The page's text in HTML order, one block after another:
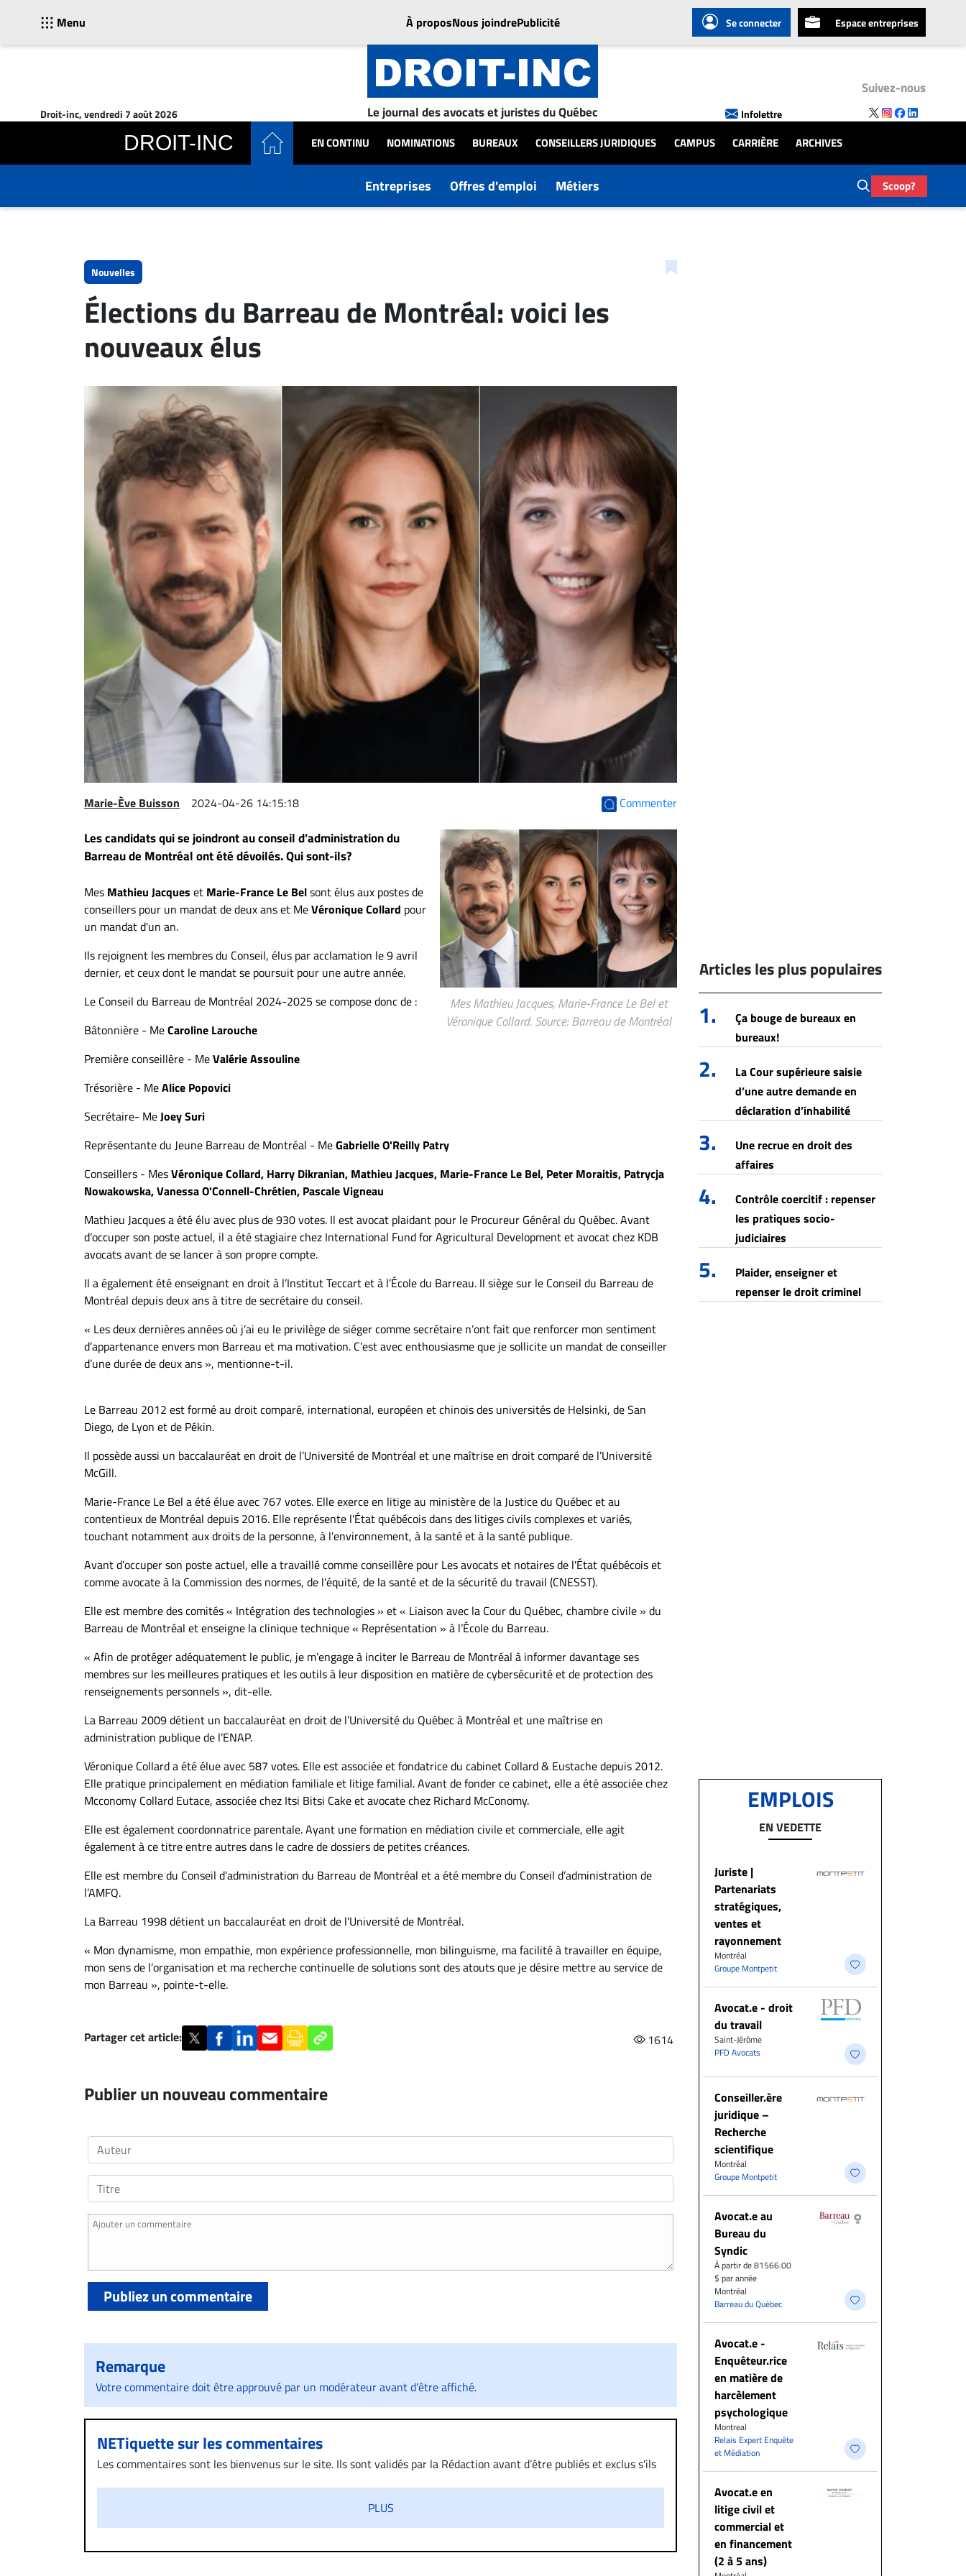
Menu À proposNous joindrePublicité Se connecter Espace entreprises
Droit-inc, vendredi 7 août 2026 Le journal des avocats et juristes du Québec Infolettre
Suivez-nous
DROIT-INC EN CONTINU NOMINATIONS BUREAUX CONSEILLERS JURIDIQUES CAMPUS CARRIÈRE ARCHIVES
Entreprises Offres d'emploi Métiers Scoop?
En
Nominations
Conseillers
CARRIÈRE
recrutements
TROUVEZ-
confidentialité
Nouvelles
Élections du Barreau de Montréal: voici les
nouveaux élus
Marie-Ève Buisson 2024-04-26 14:15:18 Commenter
Mes Mathieu Jacques, Marie-France Le Bel et
Véronique Collard. Source: Barreau de Montréal
Les candidats qui se joindront au conseil d’administration du
Barreau de Montréal ont été dévoilés. Qui sont-ils?
Mes Mathieu Jacques et Marie-France Le Belsont élus aux postes de
conseillers pour un mandat de deux ans et MeVéronique Collard pour
un mandat d'un an.
Ils rejoignent les membres du Conseil, élus par acclamation le 9 avril
dernier, et ceux dont le mandat se poursuit pour une autre année.
Le Conseil du Barreau de Montréal 2024-2025 se compose donc de :
Bâtonnière - MeCaroline Larouche
Première conseillère - MeValérie Assouline
Trésorière - MeAlice Popovici
Secrétaire- MeJoey Suri
Représentante du Jeune Barreau de Montréal - MeGabrielle O'Reilly Patry
Conseillers - MesVéronique Collard, Harry Dikranian, Mathieu Jacques, Marie-France Le Bel, Peter Moraitis, Patrycja
Nowakowska, Vanessa O'Connell-Chrétien, Pascale Vigneau
Mathieu Jacques a été élu avec plus de 930 votes. Il est avocat plaidant pour le Procureur Général du Québec. Avant
d’occuper son poste actuel, il a été stagiaire chez International Fund for Agricultural Development et avocat chez KDB
avocats avant de se lancer à son propre compte.
Il a également été enseignant en droit à l’Institut Teccart et à l’École du Barreau. Il siège sur le Conseil du Barreau de
Montréal depuis deux ans à titre de secrétaire du conseil.
« Les deux dernières années où j’ai eu le privilège de siéger comme secrétaire n’ont fait que renforcer mon sentiment
d’appartenance envers mon Barreau et ma motivation. C’est avec enthousiasme que je sollicite un mandat de conseiller
d’une durée de deux ans », mentionne-t-il.
Le Barreau 2012 est formé au droit comparé, international, européen et chinois des universités de Helsinki, de San
Diego, de Lyon et de Pékin.
Il possède aussi un baccalauréat en droit de l’Université de Montréal et une maîtrise en droit comparé de l’Université
McGill.
Marie-France Le Bel a été élue avec 767 votes. Elle exerce en litige au ministère de la Justice du Québec et au
contentieux de Montréal depuis 2016. Elle représente l'État québécois dans des litiges civils complexes et variés,
touchant notamment aux droits de la personne, à l'environnement, à la santé et à la santé publique.
Avant d’occuper son poste actuel, elle a travaillé comme conseillère pour Les avocats et notaires de l'État québécois et
comme avocate à la Commission des normes, de l'équité, de la santé et de la sécurité du travail (CNESST).
Elle est membre des comités « Intégration des technologies » et « Liaison avec la Cour du Québec, chambre civile » du
Barreau de Montréal et enseigne la clinique technique « Représentation » à l’École du Barreau.
« Afin de protéger adéquatement le public, je m’engage à inciter le Barreau de Montréal à informer davantage ses
membres sur les meilleures pratiques et les outils à leur disposition en matière de cybersécurité et de protection des
renseignements personnels », dit-elle.
La Barreau 2009 détient un baccalauréat en droit de l’Université du Québec à Montréal et une maîtrise en
administration publique de l’ENAP.
Véronique Collard a été élue avec 587 votes. Elle est associée et fondatrice du cabinet Collard & Eustache depuis 2012.
Elle pratique principalement en médiation familiale et litige familial. Avant de fonder ce cabinet, elle a été associée chez
Mcconomy Collard Eutace, associée chez Itsi Bitsi Cake et avocate chez Richard McConomy.
Elle est également coordonnatrice parentale. Ayant une formation en médiation civile et commerciale, elle agit
également à ce titre entre autres dans le cadre de dossiers de petites créances.
Elle est membre du Conseil d’administration du Barreau de Montréal et a été membre du Conseil d’administration de
l’AMFQ.
La Barreau 1998 détient un baccalauréat en droit de l’Université de Montréal.
« Mon dynamisme, mon empathie, mon expérience professionnelle, mon bilinguisme, ma facilité à travailler en équipe,
mon sens de l’organisation et ma recherche continuelle de solutions sont des atouts que je désire mettre au service de
mon Barreau », pointe-t-elle.
Partager cet article: 1614
Publier un nouveau commentaire
Publiez un commentaire
Remarque
Votre commentaire doit être approuvé par un modérateur avant d’être affiché.
NETiquette sur les commentaires
Les commentaires sont les bienvenus sur le site. Ils sont validés par la Rédaction avant d’être publiés et exclus s’ils
Si votre demande apparait légitime, le commentaire sera retiré sur le champ. Vous pouvez également utiliser
l’espace dédié aux commentaires pour publier, dans les mêmes conditions de validation, un droit de réponse.
PLUS
Articles les plus populaires
1.
Ça bouge de bureaux en
bureaux!
2.
La Cour supérieure saisie
d’une autre demande en
déclaration d’inhabilité
3.
Une recrue en droit des
affaires
4.
Contrôle coercitif : repenser
les pratiques socio-
judiciaires
5.
Plaider, enseigner et
repenser le droit criminel
EMPLOIS
EN VEDETTE
Juriste |
Partenariats
stratégiques,
ventes et
rayonnement
Montréal
Groupe Montpetit
Avocat.e - droit
du travail
Saint-Jérôme
PFD Avocats
Conseiller.ère
juridique –
Recherche
scientifique
Montréal
Groupe Montpetit
Avocat.e au
Bureau du
Syndic
À partir de 81566.00
$ par année
Montréal
Barreau du Québec
Avocat.e -
Enquêteur.rice
en matière de
harcèlement
psychologique
Montreal
Relais Expert Enquête
et Médiation
Avocat.e en
litige civil et
commercial et
en financement
(2 à 5 ans)